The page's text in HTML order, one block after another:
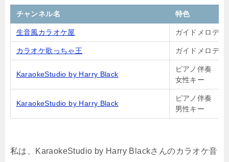
チャンネル名 特色
生音風カラオケ屋 ガイドメロディ
カラオケ歌っちゃ王 ガイドメロディ
KaraokeStudio by Harry Black
ピアノ伴奏
女性キー
KaraokeStudio by Harry Black
ピアノ伴奏
男性キー
私は、KaraokeStudio by Harry Blackさんのカラオケ音